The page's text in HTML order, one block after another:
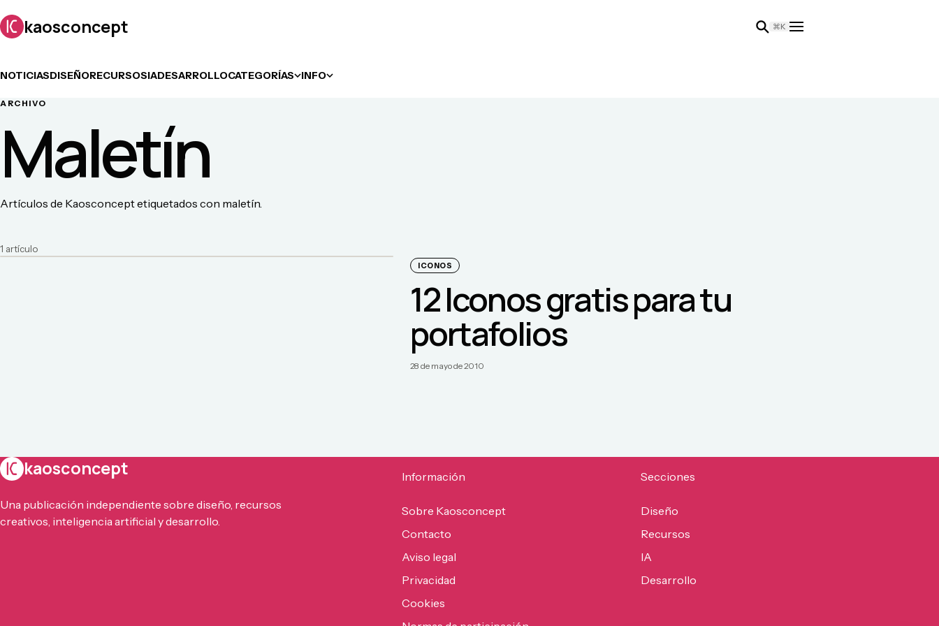
kaosconcept ⌘K
NOTICIASDISEÑORECURSOSIADESARROLLOCATEGORÍAS INFO
ARCHIVO
Maletín
Artículos de Kaosconcept etiquetados con maletín.
1 artículo
ICONOS
12 Iconos gratis para tu
portafolios
28 de mayo de 2010
kaosconcept
Una publicación independiente sobre diseño, recursos
creativos, inteligencia artificial y desarrollo.
Información
Sobre Kaosconcept
Contacto
Aviso legal
Privacidad
Cookies
Secciones
Diseño
Recursos
IA
Desarrollo